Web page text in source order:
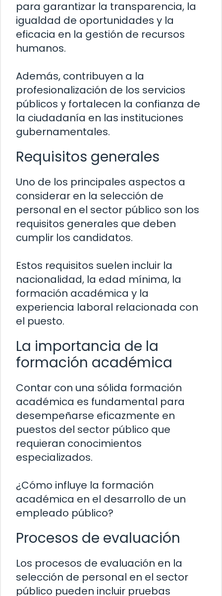
para garantizar la transparencia, la
igualdad de oportunidades y la
eficacia en la gestión de recursos
humanos.
Además, contribuyen a la
profesionalización de los servicios
públicos y fortalecen la confianza de
la ciudadanía en las instituciones
gubernamentales.
Requisitos generales
Uno de los principales aspectos a
considerar en la selección de
personal en el sector público son los
requisitos generales que deben
cumplir los candidatos.
Estos requisitos suelen incluir la
nacionalidad, la edad mínima, la
formación académica y la
experiencia laboral relacionada con
el puesto.
La importancia de la
formación académica
Contar con una sólida formación
académica es fundamental para
desempeñarse eficazmente en
puestos del sector público que
requieran conocimientos
especializados.
¿Cómo influye la formación
académica en el desarrollo de un
empleado público?
Procesos de evaluación
Los procesos de evaluación en la
selección de personal en el sector
público pueden incluir pruebas